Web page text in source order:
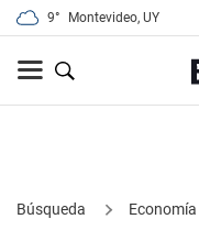
9° Montevideo, UY
Búsqueda Economía